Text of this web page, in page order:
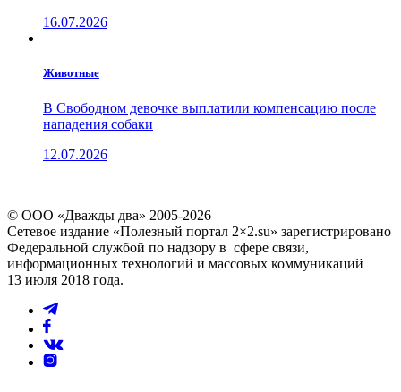
16.07.2026
Животные
В Свободном девочке выплатили компенсацию после
нападения собаки
12.07.2026
© ООО «Дважды два» 2005-2026
Сетевое издание «Полезный портал 2×2.su» зарегистрировано
Федеральной службой по надзору в сфере связи,
информационных технологий и массовых коммуникаций
13 июля 2018 года.